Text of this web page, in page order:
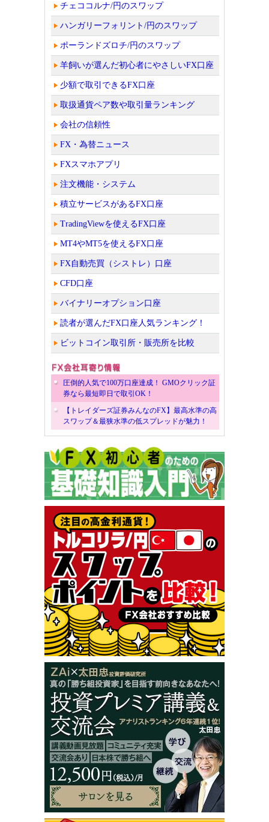
チェココルナ/円のスワップ
ハンガリーフォリント/円のスワップ
ポーランドズロチ/円のスワップ
羊飼いが選んだ初心者にやさしいFX口座
少額で取引できるFX口座
取扱通貨ペア数や取引量ランキング
会社の信頼性
FX・為替ニュース
FXスマホアプリ
注文機能・システム
積立サービスがあるFX口座
TradingViewを使えるFX口座
MT4やMT5を使えるFX口座
FX自動売買（シストレ）口座
CFD口座
バイナリーオプション口座
読者が選んだFX口座人気ランキング！
ビットコイン取引所・販売所を比較
圧倒的人気で100万口座達成！ GMOクリック証
券なら最短即日で取引OK！
【トレイダーズ証券みんなのFX】最高水準の高
スワップ＆最狭水準の低スプレッドが魅力！